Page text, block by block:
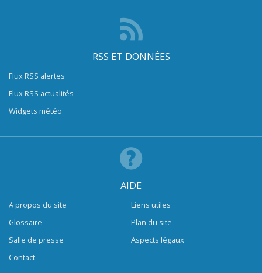
RSS ET DONNÉES
Flux RSS alertes
Flux RSS actualités
Widgets météo
AIDE
A propos du site
Glossaire
Salle de presse
Contact
Liens utiles
Plan du site
Aspects légaux